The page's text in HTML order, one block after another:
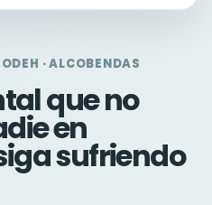
· ALCOBENDAS
que no
en
sufriendo